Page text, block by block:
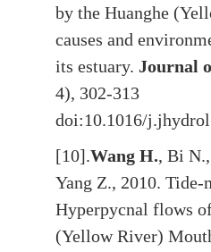
by the Huanghe
causes and
its estuary. Journal
4), 302-313
doi:10.1016/
[10].Wang H., Bi
Yang Z., 2010. Tide-
Hyperpycnal flows
(Yellow River)